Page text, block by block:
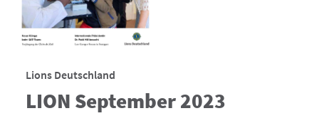
Lions Deutschland
LION September 2023